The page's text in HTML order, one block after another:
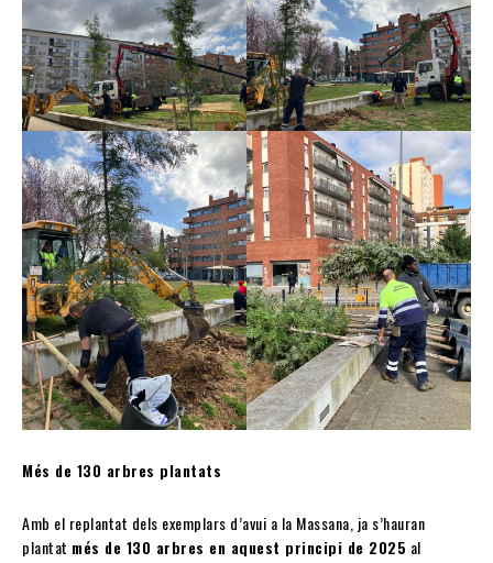
Més de 130 arbres plantats
Amb el replantat dels exemplars d’avui a la Massana, ja s’hauran
plantat més de 130 arbres en aquest principi de 2025 al